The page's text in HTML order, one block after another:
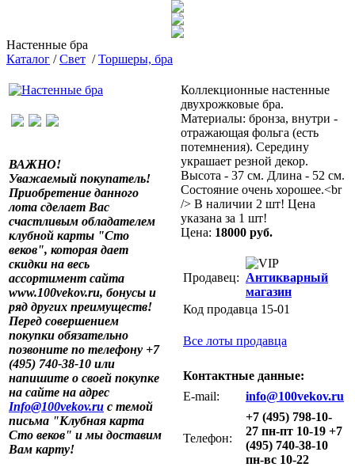
Настенные бра
Каталог /Свет /Торшеры, бра
ВАЖНО!
Уважаемый покупатель!
Приобретение данного
лота сделает Вас
счастливым обладателем
клубной карты "Сто
веков", которая дает
скидки на весь
ассортимент сайта
www.100vekov.ru, бонусы и
ряд других преимуществ!
Перед совершением
покупки обязательно
позвоните по телефону +7
(495) 740-38-10 или
напишите о своей покупке
на сайте на адрес
Info@100vekov.ru с темой
письма "Клубная карта
Сто веков" и мы доставим
Вам карту!
Коллекционные настенные
двухрожковые бра.
Материалы: бронза, внутри -
отражающая фольга (есть
потемнения). Середину
украшает резной декор.
Высота - 37 см. Длина - 52 см.
Состояние очень хорошее.<br
/> В наличии 2 шт! Цена
указана за 1 шт!
Цена: 18000 руб.
Продавец: Антикварный
магазин
Код продавца 15-01
Все лоты продавца
Контактные данные:
E-mail:
info@100vekov.ru
Телефон:
+7 (495) 798-10-
27 пн-пт 10-19 +7
(495) 740-38-10
пн-вс 10-22